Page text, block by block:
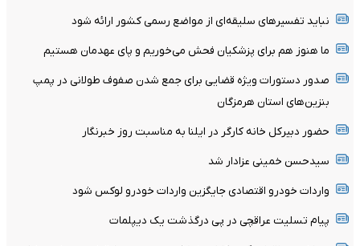
نباید تفسیرهای سلیقه‌ای از مواضع رسمی کشور ارائه شود
ما هنوز هم برای پزشکیان فحش می‌خوریم و پای عهدمان هستیم
صدور دستورات ویژه قضایی برای جمع شدن صفوف طولانی در پمپ
بنزین‌های استان هرمزگان
حضور دبیرکل خانه کارگر در ایلنا به مناسبت روز خبرنگار
سیدحسن خمینی عزادار شد
واردات خودرو اقتصادی جایگزین واردات خودرو لوکس شود
پیام تسلیت عراقچی در پی درگذشت یک دیپلمات